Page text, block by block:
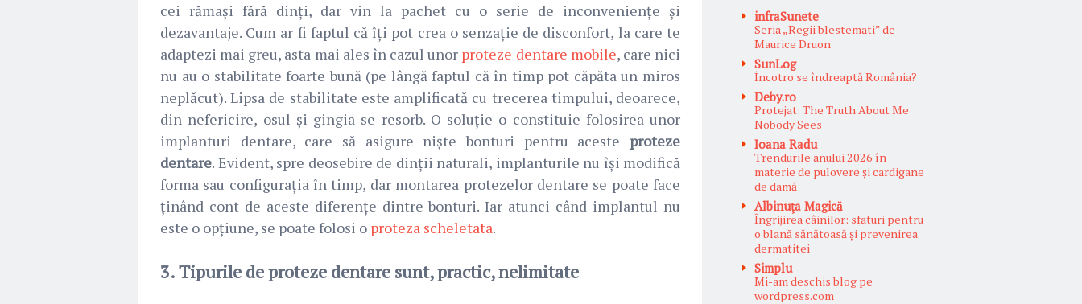
cei rămași fără dinți, dar vin la pachet cu o serie de inconveniențe și
dezavantaje. Cum ar fi faptul că îți pot crea o senzație de disconfort, la care te
adaptezi mai greu, asta mai ales în cazul unor proteze dentare mobile, care nici
nu au o stabilitate foarte bună (pe lângă faptul că în timp pot căpăta un miros
neplăcut). Lipsa de stabilitate este amplificată cu trecerea timpului, deoarece,
din nefericire, osul și gingia se resorb. O soluție o constituie folosirea unor
implanturi dentare, care să asigure niște bonturi pentru aceste proteze
dentare. Evident, spre deosebire de dinții naturali, implanturile nu își modifică
forma sau configurația în timp, dar montarea protezelor dentare se poate face
ținând cont de aceste diferențe dintre bonturi. Iar atunci când implantul nu
este o opțiune, se poate folosi o proteza scheletata.
3. Tipurile de proteze dentare sunt, practic, nelimitate
infraSunete
Seria „Regii blestemati” de
Maurice Druon
SunLog
Încotro se îndreaptă România?
Deby.ro
Protejat: The Truth About Me
Nobody Sees
Ioana Radu
Trendurile anului 2026 în
materie de pulovere și cardigane
de damă
Albinuţa Magică
Îngrijirea câinilor: sfaturi pentru
o blană sănătoasă și prevenirea
dermatitei
Simplu
Mi-am deschis blog pe
wordpress.com